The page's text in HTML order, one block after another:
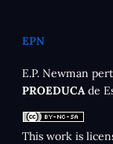
EPN
E.P. Newman
PROEDUCAde
This work is